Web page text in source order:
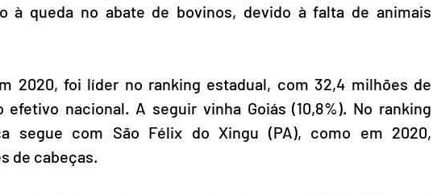
à queda no abate de bovinos, devido à falta de animais
2020, foi líder no ranking estadual, com 32,4 milhões de
efetivo nacional. A seguir vinha Goiás (10,8%). No ranking
segue com São Félix do Xingu (PA), como em 2020,
de cabeças.